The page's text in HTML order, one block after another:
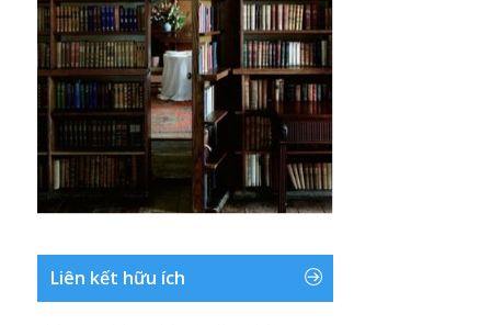
Liên kết hữu ích